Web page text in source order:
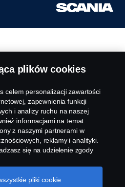
plików cookies
celem personalizacji zawartości
zapewnienia funkcji
i analizy ruchu na naszej
informacjami na temat
z naszymi partnerami w
reklamy i analityki.
się na udzielenie zgody
również zarządzać swoimi
na "Ustawienia plików cookies" i
pliki cookie